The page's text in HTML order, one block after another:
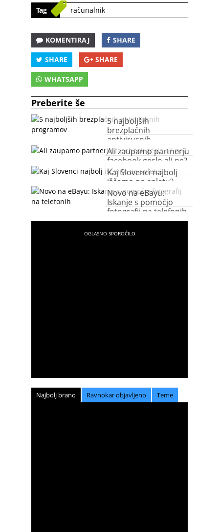
Tag računalnik
KOMENTIRAJ SHARE
SHARE SHARE
WHATSAPP
Preberite še
5 najboljših
brezplačnih
antivirusnih
programov
Ali zaupamo partnerju
facebook geslo ali ne?
Kaj Slovenci najbolj
iščemo po spletu?
Novo na eBayu:
Iskanje s pomočjo
fotografij na telefonih
Najbolj brano Ravnokar objavljeno Teme